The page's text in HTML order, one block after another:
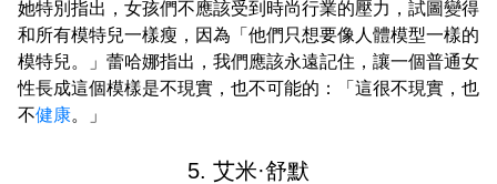
她特別指出，女孩們不應該受到時尚行業的壓力，試圖變得
和所有模特兒一樣瘦，因為「他們只想要像人體模型一樣的
模特兒。」蕾哈娜指出，我們應該永遠記住，讓一個普通女
性長成這個模樣是不現實，也不可能的：「這很不現實，也
不健康。」
5. 艾米·舒默